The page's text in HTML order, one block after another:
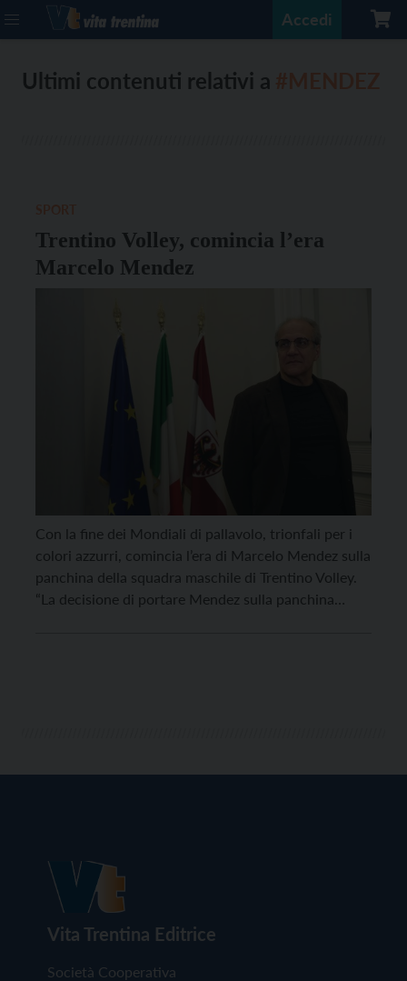
Accedi
Ultimi contenuti relativi a
Trentino Volley, comincia l’era
Marcelo Mendez
Con la fine dei Mondiali di pallavolo, trionfali per i
colori azzurri, comincia l’era di Marcelo Mendez sulla
panchina della squadra maschile di Trentino Volley.
“La decisione di portare Mendez sulla panchina
Vita Trentina Editrice
Società Cooperativa